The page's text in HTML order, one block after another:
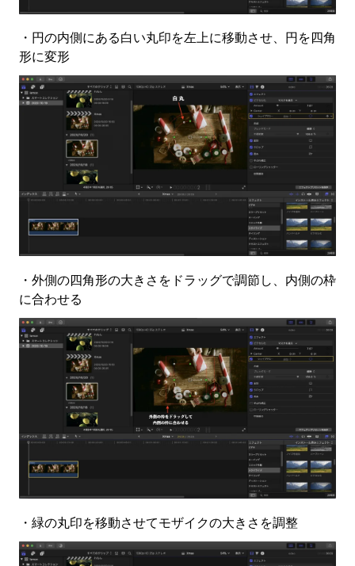
・円の内側にある白い丸印を左上に移動させ、円を四角
形に変形
・外側の四角形の大きさをドラッグで調節し、内側の枠
に合わせる
・緑の丸印を移動させてモザイクの大きさを調整